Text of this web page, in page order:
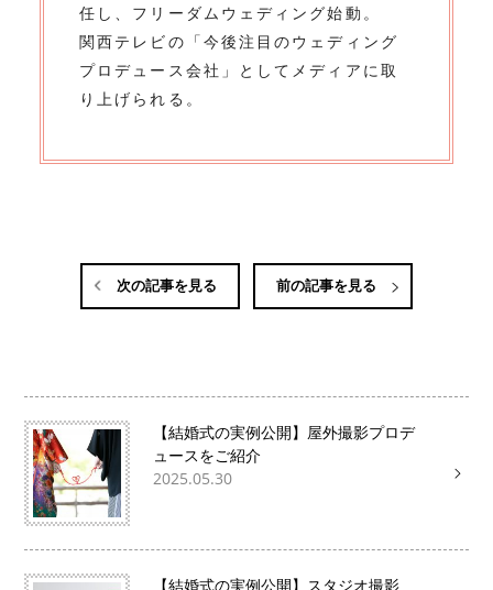
任し、フリーダムウェディング始動。
関西テレビの「今後注目のウェディング
プロデュース会社」としてメディアに取
り上げられる。
次の記事を見る 前の記事を見る
【結婚式の実例公開】屋外撮影プロデ
ュースをご紹介
2025.05.30
【結婚式の実例公開】スタジオ撮影